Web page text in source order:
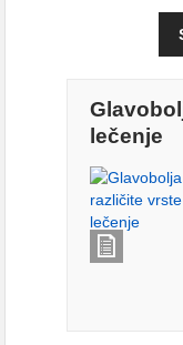
lečenje